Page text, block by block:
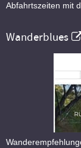
Abfahrtszeiten mit
Wanderblues